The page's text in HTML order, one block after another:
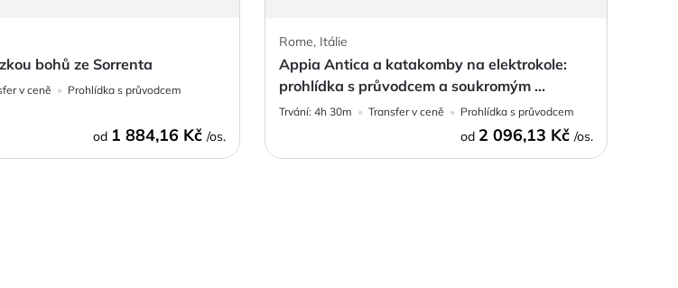
bohů ze Sorrenta
v ceně Prohlídka s průvodcem
od 1 884,16 Kč /os.
Rome, Itálie
Appia Antica a katakomby na elektrokole:
prohlídka s průvodcem a soukromým ...
Trvání: 4h 30m Transfer v ceně Prohlídka s průvodcem
od 2 096,13 Kč /os.